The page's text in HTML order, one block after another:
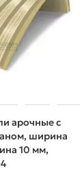
арочные с
ширина
10 мм,